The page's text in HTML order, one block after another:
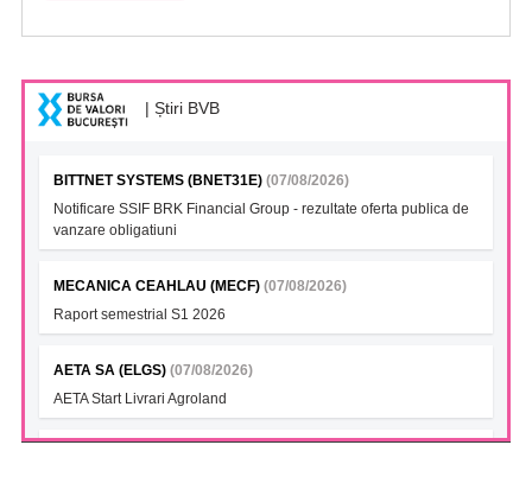
| Știri BVB
BITTNET SYSTEMS (BNET31E) (07/08/2026)
Notificare SSIF BRK Financial Group - rezultate oferta publica de
vanzare obligatiuni
MECANICA CEAHLAU (MECF) (07/08/2026)
Raport semestrial S1 2026
AETA SA (ELGS) (07/08/2026)
AETA Start Livrari Agroland